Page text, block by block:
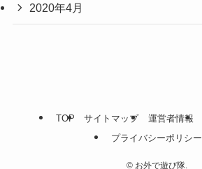
2020年4月
TOP サイトマップ 運営者情報
プライバシーポリシー
©お外で遊び隊.